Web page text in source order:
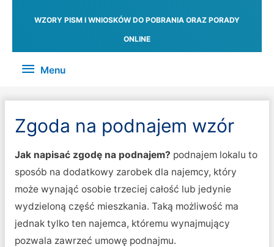
WZORY PISM I WNIOSKÓW DO POBRANIA ORAZ PORADY
ONLINE
Menu
Menu
Zgoda na podnajem wzór
Jak napisać zgodę na podnajem? podnajem lokalu to
sposób na dodatkowy zarobek dla najemcy, który
może wynająć osobie trzeciej całość lub jedynie
wydzieloną część mieszkania. Taką możliwość ma
jednak tylko ten najemca, któremu wynajmujący
pozwala zawrzeć umowę podnajmu.